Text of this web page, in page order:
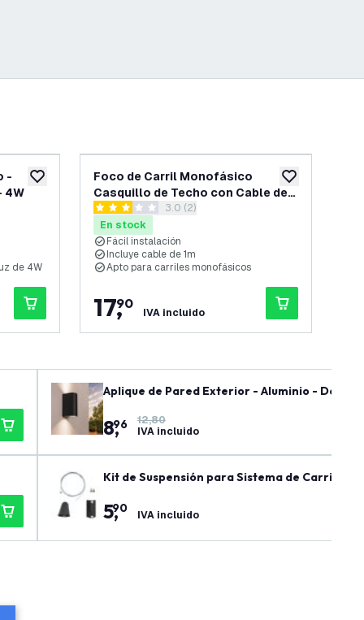
añadir a lista de deseos
-
4W
de 4W
añadir a lista
Foco de Carril Monofásico
Casquillo de Techo con Cable de
1m - Accesorio GU10 - Blanco
abrir el panel de reseñas
3 estrellas de puntuación
3.0 (2)
En stock
Fácil instalación
Incluye cable de 1m
Apto para carriles monofásicos
17,
90
IVA incluido
Aplique de Pared Exterior - Aluminio - Doble
8,
96
12,80
IVA incluido
Kit de Suspensión para Sistema de Carril –
5,
90 IVA incluido